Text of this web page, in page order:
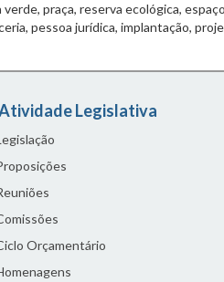
verde, praça, reserva ecológica,
pessoa jurídica, implantação,
Legislativa
Orçamentário